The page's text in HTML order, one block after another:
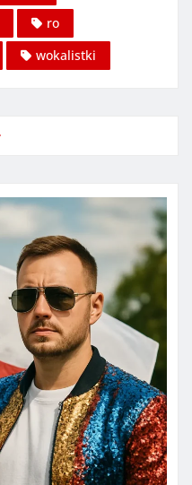
ro
wokalistki